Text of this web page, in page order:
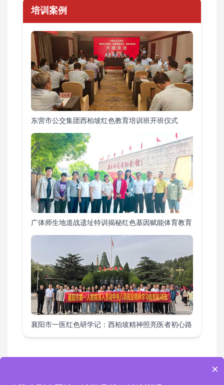
培训案例
东营市公交集团西柏坡红色教育培训班开班仪式
广体师生地道战遗址特训揭秘红色基因赋能体育教育
襄阳市一医红色研学记：西柏坡精神照亮医者初心路
×